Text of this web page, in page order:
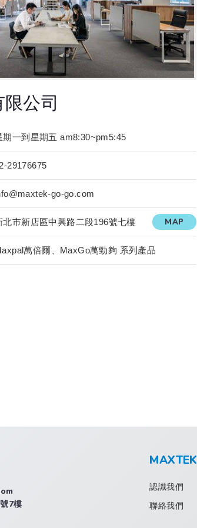
公司
期一到星期五 am8:30~pm5:45
29176675
go-go.com
北市新店區中興路二段196號七樓 MAP
萬倍爾、MaxGo萬勁夠 系列產品
7樓
MAXTEK
認識我們
聯絡我們